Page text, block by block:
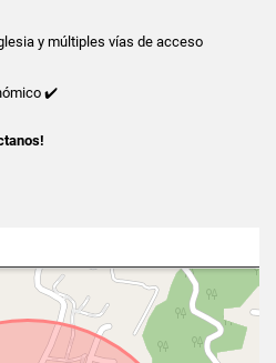
y múltiples vías de acceso
✔️